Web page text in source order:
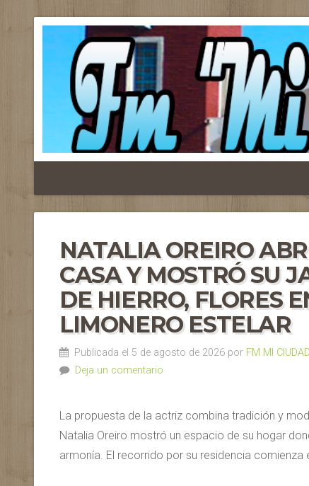
NATALIA OREIRO
CASA Y MOSTRÓ SU
DE HIERRO, FLORES
LIMONERO ESTELAR
Publicada el 5 de agosto de 2026 por FM MI CIUDAD
Deja un comentario
La propuesta de la actriz combina tradición y
Natalia Oreiro mostró un espacio de su hogar
armonía. El recorrido por su residencia